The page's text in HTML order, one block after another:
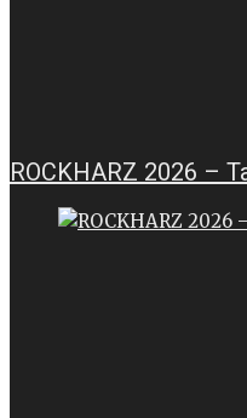
ROCKHARZ 2026 –